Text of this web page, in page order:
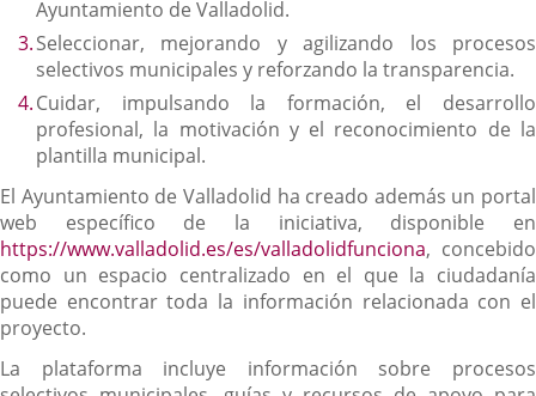
Ayuntamiento de Valladolid.
Seleccionar, mejorando y agilizando los procesos
selectivos municipales y reforzando la transparencia.
Cuidar, impulsando la formación, el desarrollo
profesional, la motivación y el reconocimiento de la
plantilla municipal.
El Ayuntamiento de Valladolid ha creado además un portal
web específico de la iniciativa, disponible en
https://www.valladolid.es/es/valladolidfunciona, concebido
como un espacio centralizado en el que la ciudadanía
puede encontrar toda la información relacionada con el
proyecto.
La plataforma incluye información sobre procesos